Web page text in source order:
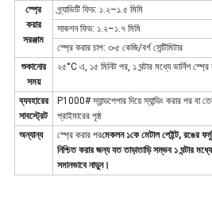
স্প্রে
করার
সরঞ্জাম
গ্র্যাভিটি ফিড: ১.২–১.৫ মিমি
সাকশন ফিড: ১.২–১.৭ মিমি
স্প্রে করার চাপ: ৩-৫ কেজি/বর্গ সেন্টিমিটার
শুকানোর
সময়
২৫°C এ, ১৫ মিনিট পর, ১ ঘন্টার মধ্যে ভার্নিশ
ব্যবহারের
সাবস্ট্রেট
P1000# স্যান্ডপেপার দিয়ে স্যান্ডিং করার পর বা
প্রাইমারের পৃষ্ঠ
অন্যান্য
স্প্রে করার পরমেকলন ১কে মেটাল পেইন্ট, রঙের
নিশ্চিত করার জন্য যত তাড়াতাড়ি সম্ভব ১ ঘন্টার
সমানভাবে নাড়ুন।